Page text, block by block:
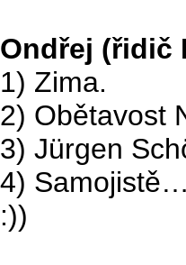
Ondřej (řidič
1) Zima.
2) Obětavost
3) Jürgen
4)
:))